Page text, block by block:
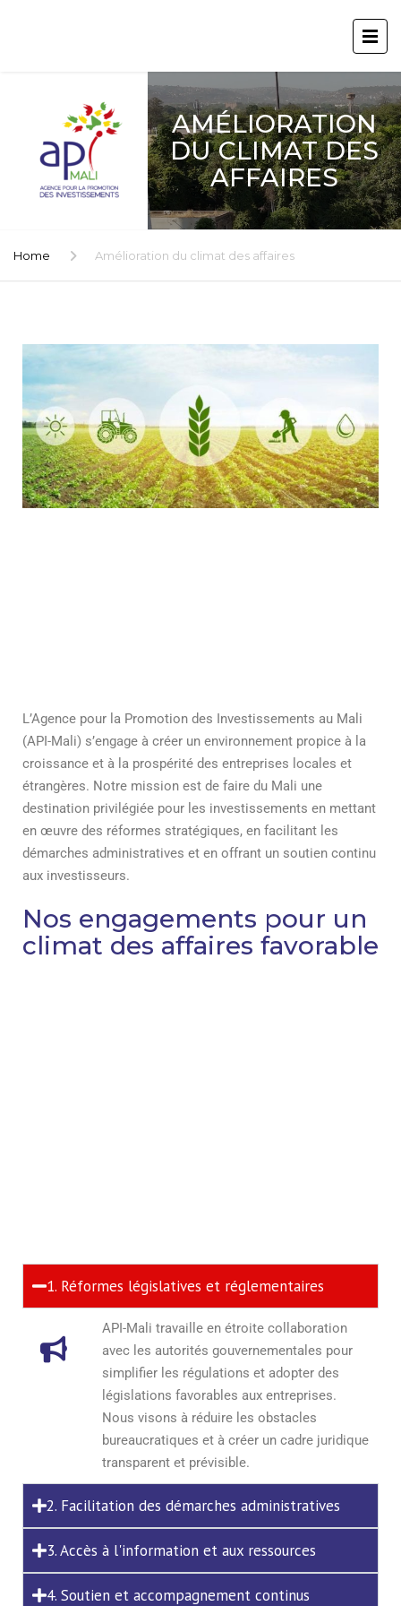
AMÉLIORATION
DU CLIMAT DES
AFFAIRES
Home Amélioration du climat des affaires
L’Agence pour la Promotion des Investissements au Mali
(API-Mali) s’engage à créer un environnement propice à la
croissance et à la prospérité des entreprises locales et
étrangères. Notre mission est de faire du Mali une
destination privilégiée pour les investissements en mettant
en œuvre des réformes stratégiques, en facilitant les
démarches administratives et en offrant un soutien continu
aux investisseurs.
Nos engagements pour un
climat des affaires favorable
1. Réformes législatives et réglementaires
API-Mali travaille en étroite collaboration
avec les autorités gouvernementales pour
simplifier les régulations et adopter des
législations favorables aux entreprises.
Nous visons à réduire les obstacles
bureaucratiques et à créer un cadre juridique
transparent et prévisible.
2. Facilitation des démarches administratives
3. Accès à l'information et aux ressources
4. Soutien et accompagnement continus